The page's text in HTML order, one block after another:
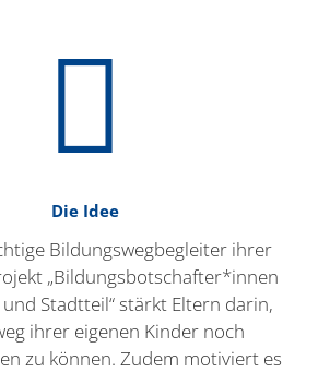
Die Idee
Bildungs­weg­be­gleiter ihrer
„Bildungsbotschafter*innen
und Stadtteil“ stärkt Eltern darin,
ihrer eigenen Kinder noch
zu können. Zudem motiviert es